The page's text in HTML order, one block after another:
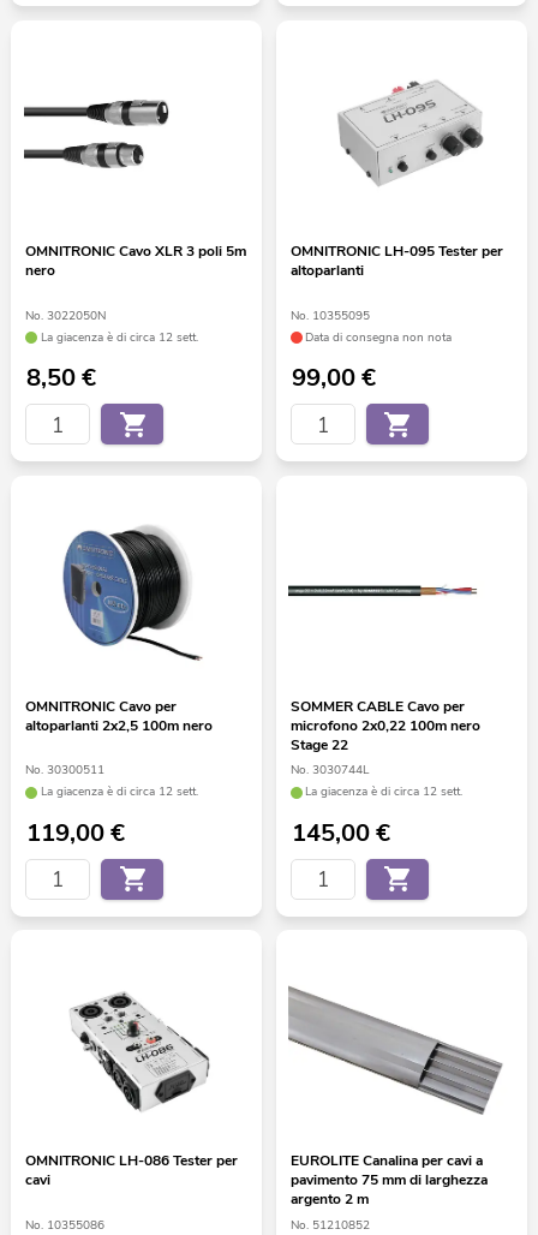
OMNITRONIC Cavo XLR 3 poli 5m
nero
No. 3022050N
La giacenza è di circa 12 sett.
8,50€
OMNITRONIC LH-095 Tester per
altoparlanti
No. 10355095
Data di consegna non nota
99,00€
OMNITRONIC Cavo per
altoparlanti 2x2,5 100m nero
No. 30300511
La giacenza è di circa 12 sett.
119,00€
SOMMER CABLE Cavo per
microfono 2x0,22 100m nero
Stage 22
No. 3030744L
La giacenza è di circa 12 sett.
145,00€
OMNITRONIC LH-086 Tester per
cavi
No. 10355086
EUROLITE Canalina per cavi a
pavimento 75 mm di larghezza
argento 2 m
No. 51210852